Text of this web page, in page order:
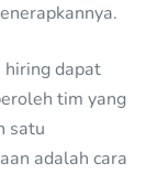
dapat
tim yang
satu
adalah cara